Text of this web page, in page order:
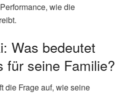
wie die
Was bedeutet
für seine Familie?
die Frage auf, wie seine